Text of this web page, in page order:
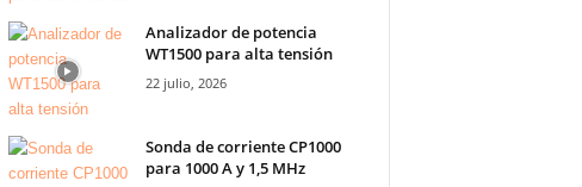
Analizador de potencia
WT1500 para alta tensión
22 julio, 2026
Sonda de corriente CP1000
para 1000 A y 1,5 MHz